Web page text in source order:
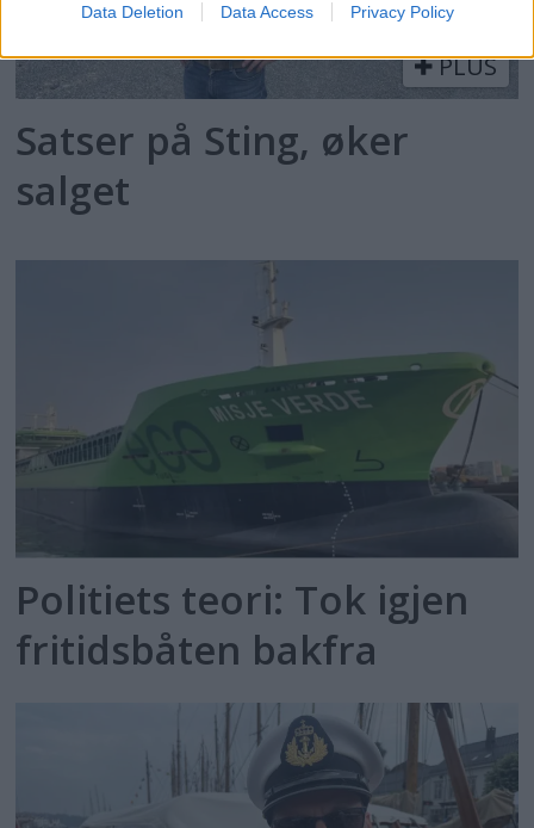
Data Deletion Data Access Privacy Policy
PLUS
Satser på Sting, øker
salget
Politiets teori: Tok igjen
fritidsbåten bakfra